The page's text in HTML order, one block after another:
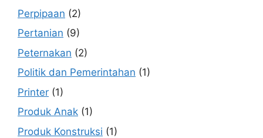
Perpipaan (2)
Pertanian (9)
Peternakan (2)
Politik dan Pemerintahan (1)
Printer (1)
Produk Anak (1)
Produk Konstruksi (1)